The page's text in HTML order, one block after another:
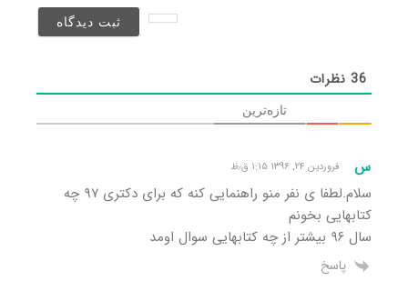
36 نظرات
تازه‌ترین
س فروردین ۲۴, ۱۳۹۶ ۱:۱۵ ق٫ظ
سلام.لطفا ی نفر منو راهنمایی کنه که برای دکتری ۹۷ چه
کتابهایی بخونم
سال ۹۶ بیشتر از چه کتابهایی سوال اومد
پاسخ